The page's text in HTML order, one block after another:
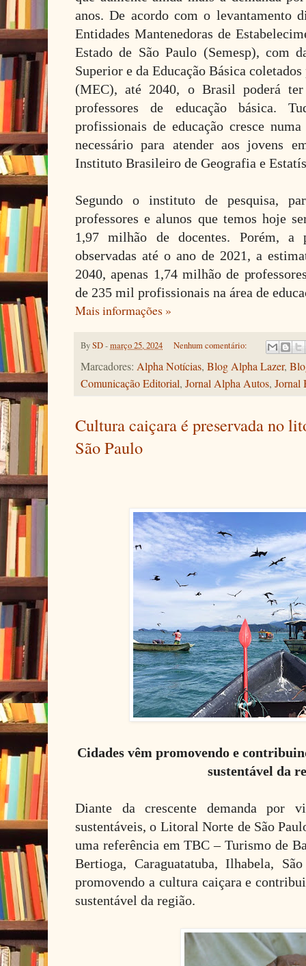
anos. De acordo com o levantamento
Entidades Mantenedoras de
Estado de São Paulo (Semesp), com
Superior e da Educação Básica
(MEC), até 2040, o Brasil poderá
professores de educação básica.
profissionais de educação cresce
necessário para atender aos jovens
Instituto Brasileiro de Geografia e
Segundo o instituto de pesquisa,
professores e alunos que temos hoje
1,97 milhão de docentes. Porém, a
observadas até o ano de 2021, a
2040, apenas 1,74 milhão de
de 235 mil profissionais na área de
Mais informações »
BySD-março 25, 2024 Nenhum comentário:
Marcadores: Alpha Notícias, Blog Alpha Lazer,
Comunicação Editorial, Jornal Alpha Autos, Jornal
Cultura caiçara é preservada no
São Paulo
Cidades vêm promovendo e
sustentável da
Diante da crescente demanda por
sustentáveis, o Litoral Norte de São
uma referência em TBC – Turismo de
Bertioga, Caraguatatuba, Ilhabela,
promovendo a cultura caiçara e
sustentável da região.